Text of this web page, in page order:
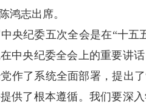
鸿志出席。
纪委五次全会是在“十五
中央纪委全会上的重要讲
作了系统全面部署，提出
供了根本遵循。我们要深